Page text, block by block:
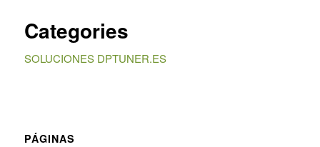
Categories
SOLUCIONES DPTUNER.ES
PÁGINAS